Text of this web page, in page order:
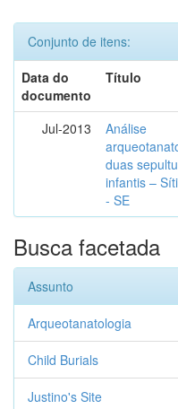
Conjunto de itens:
Data do
documento
Título
Jul-2013
Análise
duas
infantis –
- SE
Busca facetada
Assunto
Arqueotanatologia
Child Burials
Justino's Site